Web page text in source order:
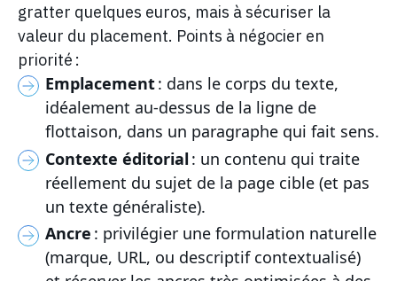
gratter quelques euros, mais à sécuriser la
valeur du placement. Points à négocier en
priorité :
Emplacement: dans le corps du texte,
idéalement au-dessus de la ligne de
flottaison, dans un paragraphe qui fait sens.
Contexte éditorial : un contenu qui traite
réellement du sujet de la page cible (et pas
un texte généraliste).
Ancre : privilégier une formulation naturelle
(marque, URL, ou descriptif contextualisé)